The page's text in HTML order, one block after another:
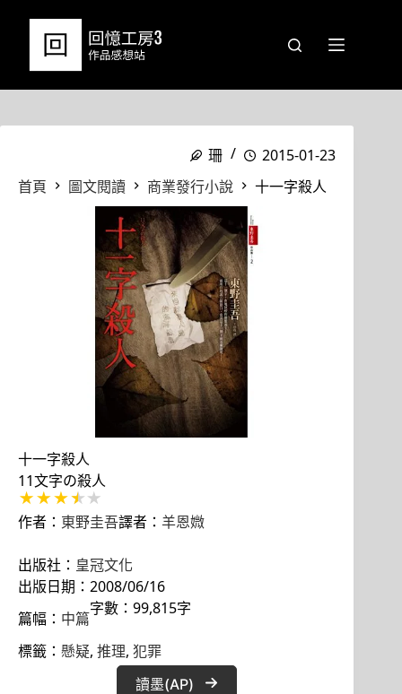
珊
2015-01-23
首頁
圖文閱讀 商業發行小說 十一字殺人
十一字殺人
11文字の殺人
作者： 東野圭吾譯者： 羊恩媺
出版社： 皇冠文化
出版日期：2008/06/16
篇幅： 中篇
字數：99,815字
標籤： 懸疑, 推理, 犯罪
讀墨(AP)